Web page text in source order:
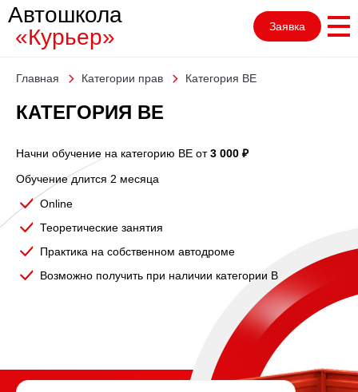
Автошкола
«Курьер»
Заявка
Главная Категории прав Категория BE
КАТЕГОРИЯ BE
Начни обучение на категорию BE от3 000 ₽
Обучение длится 2 месяца
Оnline
Теоретические занятия
Практика на собственном автодроме
Возможно получить при наличии категории В